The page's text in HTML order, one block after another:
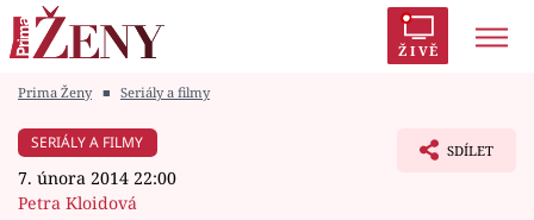
ŽIVĚ
Módní alarm
Prima Ženy ■ Seriály a filmy
SERIÁLY A FILMY
7. února 2014 22:00
Petra Kloidová
SDÍLET